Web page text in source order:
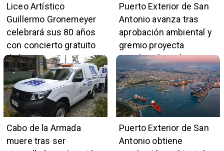
Liceo Artístico
Guillermo Gronemeyer
celebrará sus 80 años
con concierto gratuito
de la Orquesta Marga
Marga
Puerto Exterior de San
Antonio avanza tras
aprobación ambiental y
gremio proyecta
impulso al empleo y
comercio local
Cabo de la Armada
muere tras ser
Puerto Exterior de San
Antonio obtiene